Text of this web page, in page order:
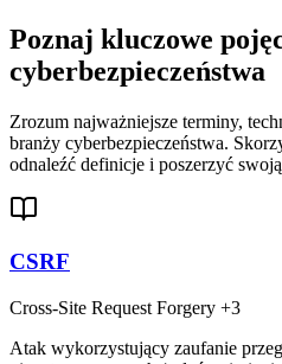
Poznaj kluczowe
cyberbezpieczeństwa
Zrozum najważniejsze terminy,
branży cyberbezpieczeństwa.
odnaleźć definicje i poszerzyć
CSRF
Cross-Site Request Forgery +3
Atak wykorzystujący zaufanie